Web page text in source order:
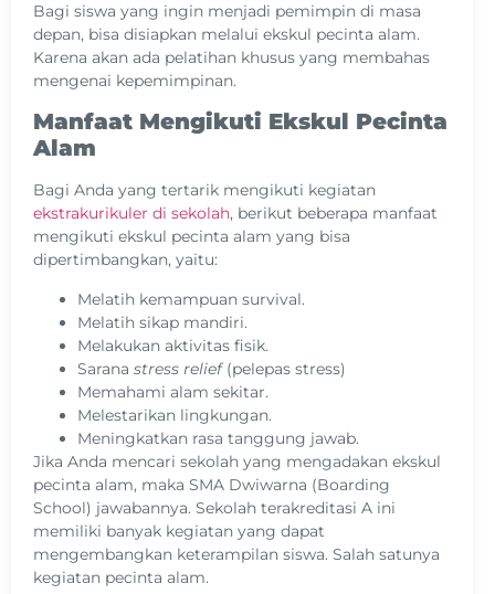
Bagi siswa yang ingin menjadi pemimpin di masa
depan, bisa disiapkan melalui ekskul pecinta alam.
Karena akan ada pelatihan khusus yang membahas
mengenai kepemimpinan.
Manfaat Mengikuti Ekskul Pecinta
Alam
Bagi Anda yang tertarik mengikuti kegiatan
ekstrakurikuler di sekolah, berikut beberapa manfaat
mengikuti ekskul pecinta alam yang bisa
dipertimbangkan, yaitu:
Melatih kemampuan survival.
Melatih sikap mandiri.
Melakukan aktivitas fisik.
Sarana stress relief(pelepas stress)
Memahami alam sekitar.
Melestarikan lingkungan.
Meningkatkan rasa tanggung jawab.
Jika Anda mencari sekolah yang mengadakan ekskul
pecinta alam, maka SMA Dwiwarna (Boarding
School) jawabannya. Sekolah terakreditasi A ini
memiliki banyak kegiatan yang dapat
mengembangkan keterampilan siswa. Salah satunya
kegiatan pecinta alam.